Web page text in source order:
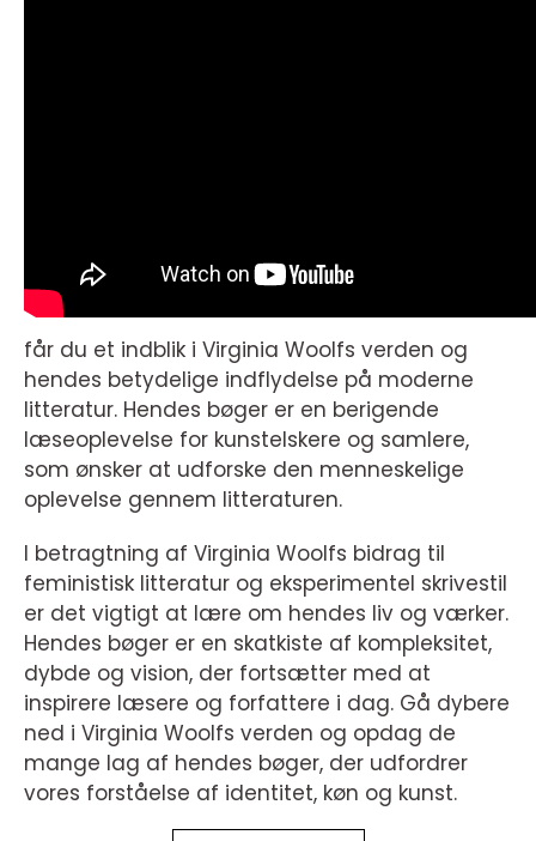
får du et indblik i Virginia Woolfs verden og
hendes betydelige indflydelse på moderne
litteratur. Hendes bøger er en berigende
læseoplevelse for kunstelskere og samlere,
som ønsker at udforske den menneskelige
oplevelse gennem litteraturen.
I betragtning af Virginia Woolfs bidrag til
feministisk litteratur og eksperimentel skrivestil
er det vigtigt at lære om hendes liv og værker.
Hendes bøger er en skatkiste af kompleksitet,
dybde og vision, der fortsætter med at
inspirere læsere og forfattere i dag. Gå dybere
ned i Virginia Woolfs verden og opdag de
mange lag af hendes bøger, der udfordrer
vores forståelse af identitet, køn og kunst.